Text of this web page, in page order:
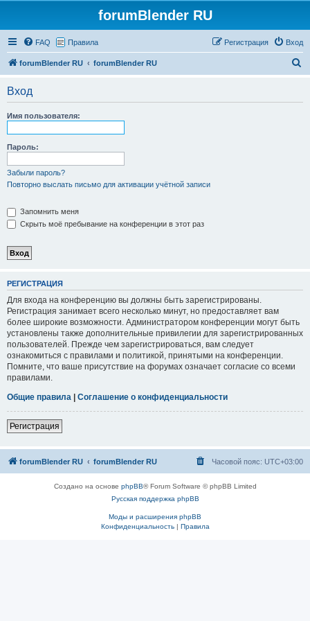
forumBlender RU
FAQ Правила Вход
Регистрация
forumBlender RU forumBlender RU
Вход
Имя пользователя:
Пароль:
Забыли пароль?
Повторно выслать письмо для активации учётной записи
Запомнить меня
Скрыть моё пребывание на конференции в этот раз
РЕГИСТРАЦИЯ
Для входа на конференцию вы должны быть зарегистрированы.
Регистрация занимает всего несколько минут, но предоставляет вам
более широкие возможности. Администратором конференции могут быть
установлены также дополнительные привилегии для зарегистрированных
пользователей. Прежде чем зарегистрироваться, вам следует
ознакомиться с правилами и политикой, принятыми на конференции.
Помните, что ваше присутствие на форумах означает согласие со всеми
правилами.
Общие правила | Соглашение о конфиденциальности
Регистрация
forumBlender RU forumBlender RU Часовой пояс: UTC+03:00
Создано на основе phpBB® Forum Software © phpBB Limited
Русская поддержка phpBB
Моды и расширения phpBB
Конфиденциальность| Правила